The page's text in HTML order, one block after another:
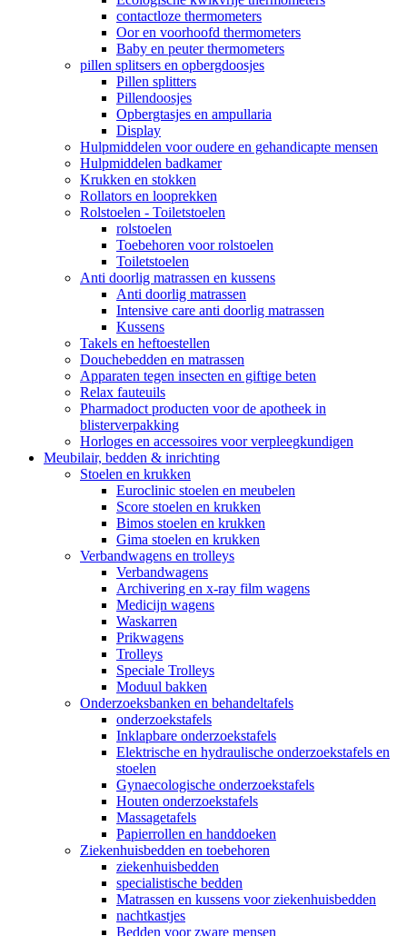
contactloze thermometers
Oor en voorhoofd thermometers
Baby en peuter thermometers
pillen splitsers en opbergdoosjes
Pillen splitters
Pillendoosjes
Opbergtasjes en ampullaria
Display
Hulpmiddelen voor oudere en gehandicapte mensen
Hulpmiddelen badkamer
Krukken en stokken
Rollators en looprekken
Rolstoelen - Toiletstoelen
rolstoelen
Toebehoren voor rolstoelen
Toiletstoelen
Anti doorlig matrassen en kussens
Anti doorlig matrassen
Intensive care anti doorlig matrassen
Kussens
Takels en heftoestellen
Douchebedden en matrassen
Apparaten tegen insecten en giftige beten
Relax fauteuils
Pharmadoct producten voor de apotheek in
blisterverpakking
Horloges en accessoires voor verpleegkundigen
Meubilair, bedden & inrichting
Stoelen en krukken
Euroclinic stoelen en meubelen
Score stoelen en krukken
Bimos stoelen en krukken
Gima stoelen en krukken
Verbandwagens en trolleys
Verbandwagens
Archivering en x-ray film wagens
Medicijn wagens
Waskarren
Prikwagens
Trolleys
Speciale Trolleys
Moduul bakken
Onderzoeksbanken en behandeltafels
onderzoekstafels
Inklapbare onderzoekstafels
Elektrische en hydraulische onderzoekstafels en
stoelen
Gynaecologische onderzoekstafels
Houten onderzoekstafels
Massagetafels
Papierrollen en handdoeken
Ziekenhuisbedden en toebehoren
ziekenhuisbedden
specialistische bedden
Matrassen en kussens voor ziekenhuisbedden
nachtkastjes
Bedden voor zware mensen